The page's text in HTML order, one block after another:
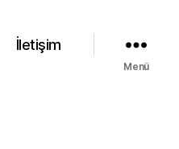
İletişim
Menü